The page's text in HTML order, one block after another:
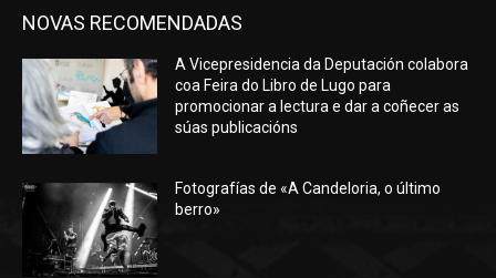
NOVAS RECOMENDADAS
A Vicepresidencia da Deputación colabora
coa Feira do Libro de Lugo para
promocionar a lectura e dar a coñecer as
súas publicacións
Fotografías de «A Candeloria, o último
berro»